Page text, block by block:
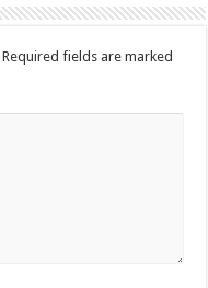
Required fields are marked